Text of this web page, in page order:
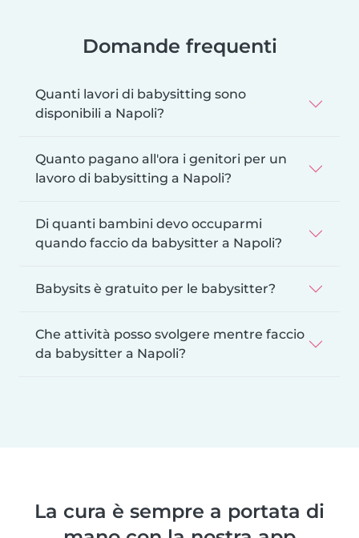
Domande frequenti
Quanti lavori di babysitting sono
disponibili a Napoli?
Quanto pagano all'ora i genitori per un
lavoro di babysitting a Napoli?
Di quanti bambini devo occuparmi
quando faccio da babysitter a Napoli?
Babysits è gratuito per le babysitter?
Che attività posso svolgere mentre faccio
da babysitter a Napoli?
La cura è sempre a portata di